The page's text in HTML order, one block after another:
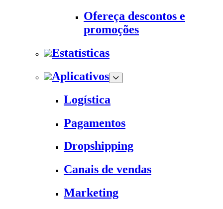
Ofereça descontos e
promoções
Estatísticas
Aplicativos
Logística
Pagamentos
Dropshipping
Canais de vendas
Marketing